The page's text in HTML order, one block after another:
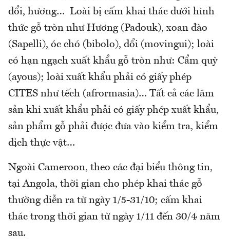
dổi, hương… Loài bị cấm khai thác dưới hình
thức gỗ tròn như Hương (Padouk), xoan đào
(Sapelli), óc chó (bibolo), dổi (movingui); loài
có hạn ngạch xuất khẩu gỗ tròn như: Cẩm quỳ
(ayous); loài xuất khẩu phải có giấy phép
CITES như tếch (afrormasia)… Tất cả các lâm
sản khi xuất khẩu phải có giấy phép xuất khẩu,
sản phẩm gỗ phải được đưa vào kiểm tra, kiểm
dịch thực vật…
Ngoài Cameroon, theo các đại biểu thông tin,
tại Angola, thời gian cho phép khai thác gỗ
thường diễn ra từ ngày 1/5-31/10; cấm khai
thác trong thời gian từ ngày 1/11 đến 30/4 năm
sau.